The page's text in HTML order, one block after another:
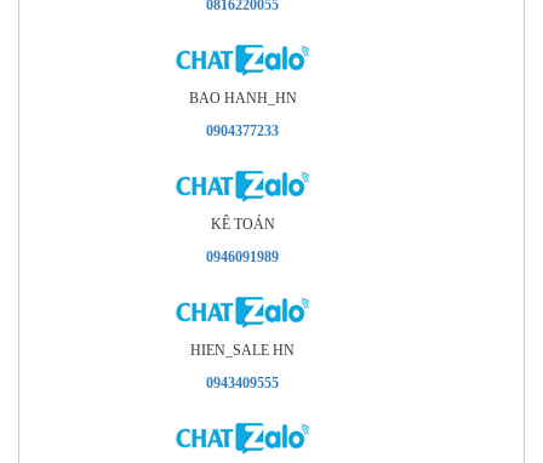
0816220055
BAO HANH_HN
0904377233
KÊ TOÁN
0946091989
HIEN_SALE HN
0943409555